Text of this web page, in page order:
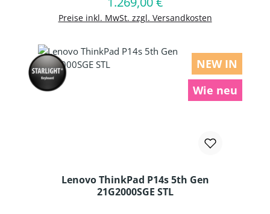
Preise inkl. MwSt. zzgl. Versandkosten
NEW IN
Wie neu
Lenovo ThinkPad P14s 5th Gen
21G2000SGE STL